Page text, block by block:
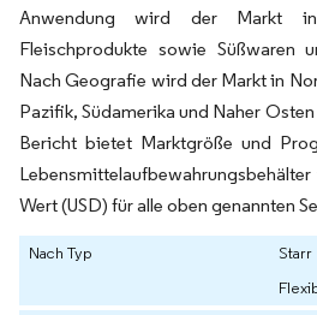
Anwendung wird der Markt
Fleischprodukte sowie Süßwaren
Nach Geografie wird der Markt in
Pazifik, Südamerika und Naher
Bericht bietet Marktgröße und
Wert (USD) für alle oben genannten
Nach Typ
Starr